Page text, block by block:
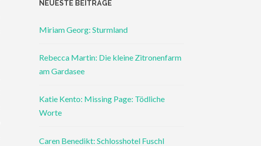
NEUESTE BEITRÄGE
Miriam Georg: Sturmland
Rebecca Martin: Die kleine Zitronenfarm
am Gardasee
Katie Kento: Missing Page: Tödliche
Worte
Caren Benedikt: Schlosshotel Fuschl